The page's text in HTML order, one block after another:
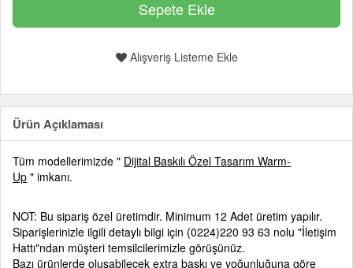
Alışveriş Listeme Ekle
Ürün Açıklaması
Tüm modellerimizde " Dijital Baskılı Özel Tasarım Warm-
Up " imkanı.
NOT: Bu sipariş özel üretimdir. Minimum 12 Adet üretim yapılır.
Siparişlerinizle ilgili detaylı bilgi için (0224)220 93 63 nolu "İletişim
Hattı"ndan müşteri temsilcilerimizle görüşünüz.
Bazı ürünlerde oluşabilecek extra baskı ve yoğunluğuna göre